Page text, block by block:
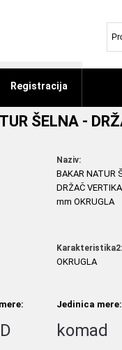
Registracija
ŠELNA -
Naziv:
BAKAR NATUR
DRŽAČ
mm OKRUGLA
Karakteristika2:
OKRUGLA
Jedinica mere:
komad